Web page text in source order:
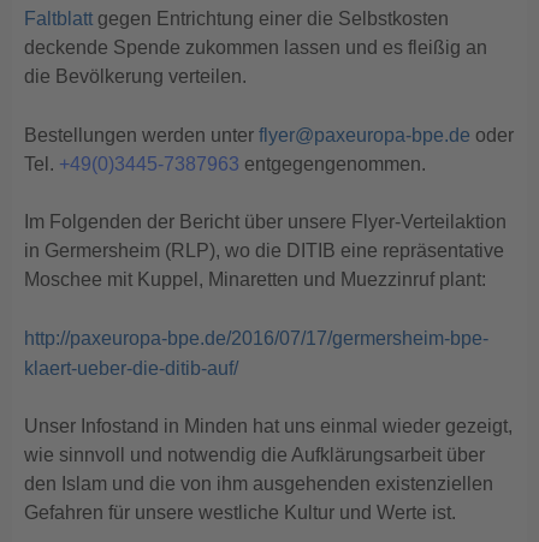
Faltblatt gegen Entrichtung einer die Selbstkosten
deckende Spende zukommen lassen und es fleißig an
die Bevölkerung verteilen.
Bestellungen werden unter flyer@paxeuropa-bpe.de oder
Tel. +49(0)3445-7387963 entgegengenommen.
Im Folgenden der Bericht über unsere Flyer-Verteilaktion
in Germersheim (RLP), wo die DITIB eine repräsentative
Moschee mit Kuppel, Minaretten und Muezzinruf plant:
http://paxeuropa-bpe.de/2016/07/17/germersheim-bpe-
klaert-ueber-die-ditib-auf/
Unser Infostand in Minden hat uns einmal wieder gezeigt,
wie sinnvoll und notwendig die Aufklärungsarbeit über
den Islam und die von ihm ausgehenden existenziellen
Gefahren für unsere westliche Kultur und Werte ist.